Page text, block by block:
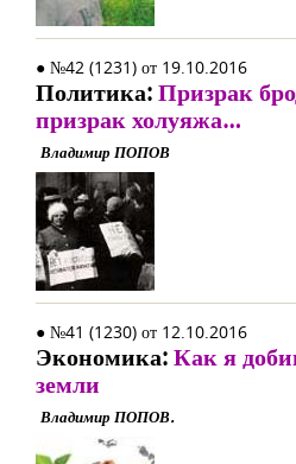
● №42 (1231) от 19.10.2016
Политика:Призрак
призрак холуяжа…
Владимир ПОПОВ
● №41 (1230) от 12.10.2016
Экономика:Как я
земли
Владимир ПОПОВ.